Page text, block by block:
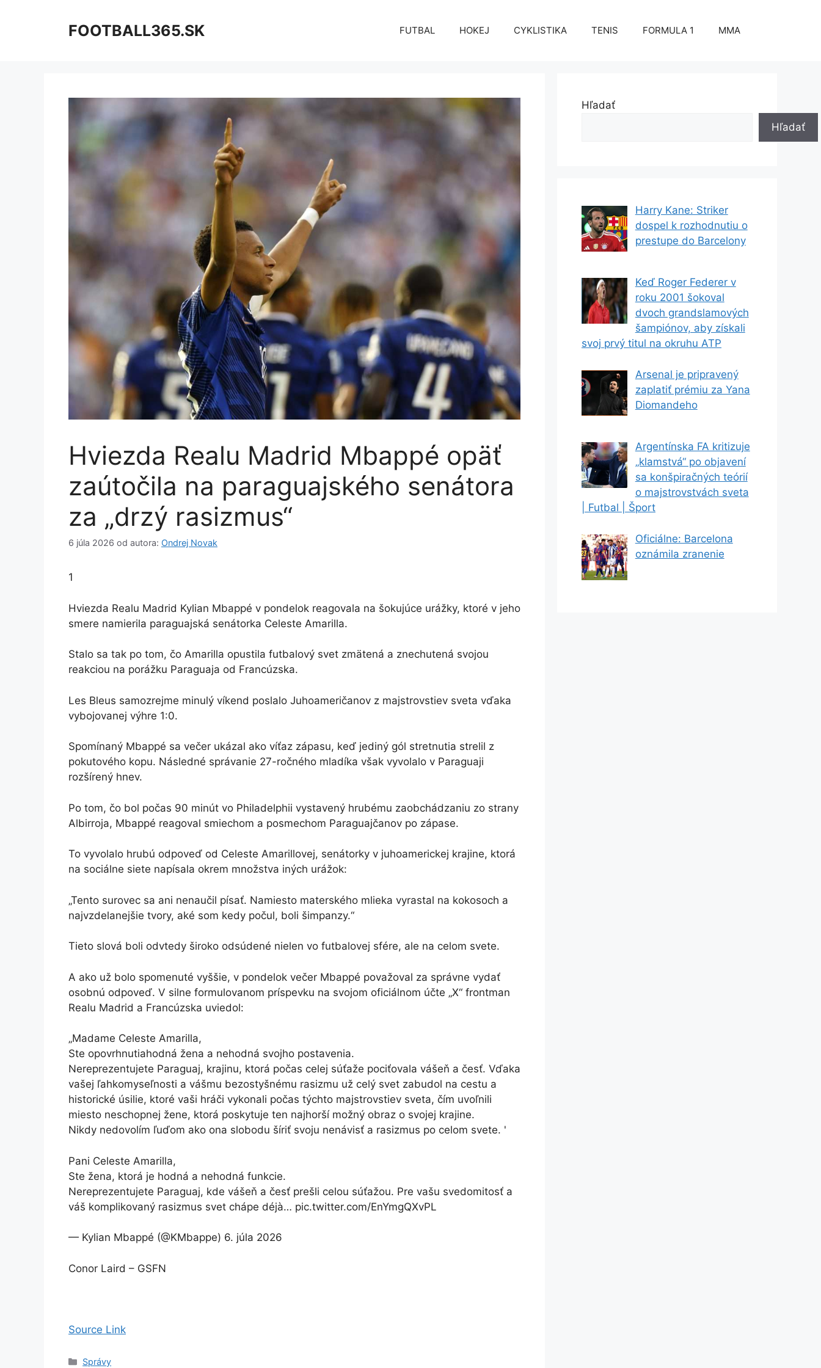
FOOTBALL365.SK FUTBAL HOKEJ CYKLISTIKA TENIS FORMULA 1 MMA
Hviezda Realu Madrid Mbappé opäť
zaútočila na paraguajského senátora
za „drzý rasizmus“
6 júla 2026 od autora: Ondrej Novak
1
Hviezda Realu Madrid Kylian Mbappé v pondelok reagovala na šokujúce urážky, ktoré v jeho
smere namierila paraguajská senátorka Celeste Amarilla.
Stalo sa tak po tom, čo Amarilla opustila futbalový svet zmätená a znechutená svojou
reakciou na porážku Paraguaja od Francúzska.
Les Bleus samozrejme minulý víkend poslalo Juhoameričanov z majstrovstiev sveta vďaka
vybojovanej výhre 1:0.
Spomínaný Mbappé sa večer ukázal ako víťaz zápasu, keď jediný gól stretnutia strelil z
pokutového kopu. Následné správanie 27-ročného mladíka však vyvolalo v Paraguaji
rozšírený hnev.
Po tom, čo bol počas 90 minút vo Philadelphii vystavený hrubému zaobchádzaniu zo strany
Albirroja, Mbappé reagoval smiechom a posmechom Paraguajčanov po zápase.
To vyvolalo hrubú odpoveď od Celeste Amarillovej, senátorky v juhoamerickej krajine, ktorá
na sociálne siete napísala okrem množstva iných urážok:
„Tento surovec sa ani nenaučil písať. Namiesto materského mlieka vyrastal na kokosoch a
najvzdelanejšie tvory, aké som kedy počul, boli šimpanzy.“
Tieto slová boli odvtedy široko odsúdené nielen vo futbalovej sfére, ale na celom svete.
A ako už bolo spomenuté vyššie, v pondelok večer Mbappé považoval za správne vydať
osobnú odpoveď. V silne formulovanom príspevku na svojom oficiálnom účte „X“ frontman
Realu Madrid a Francúzska uviedol:
„Madame Celeste Amarilla,
Ste opovrhnutiahodná žena a nehodná svojho postavenia.
Nereprezentujete Paraguaj, krajinu, ktorá počas celej súťaže pociťovala vášeň a česť. Vďaka
vašej ľahkomyseľnosti a vášmu bezostyšnému rasizmu už celý svet zabudol na cestu a
historické úsilie, ktoré vaši hráči vykonali počas týchto majstrovstiev sveta, čím uvoľnili
miesto neschopnej žene, ktorá poskytuje ten najhorší možný obraz o svojej krajine.
Nikdy nedovolím ľuďom ako ona slobodu šíriť svoju nenávisť a rasizmus po celom svete. '
Pani Celeste Amarilla,
Ste žena, ktorá je hodná a nehodná funkcie.
Nereprezentujete Paraguaj, kde vášeň a česť prešli celou súťažou. Pre vašu svedomitosť a
váš komplikovaný rasizmus svet chápe déjà… pic.twitter.com/EnYmgQXvPL
— Kylian Mbappé (@KMbappe) 6. júla 2026
Conor Laird – GSFN
Source Link
Kategórie
Správy
Hľadať
Hľadať
Harry Kane: Striker
dospel k rozhodnutiu o
prestupe do Barcelony
Keď Roger Federer v
roku 2001 šokoval
dvoch grandslamových
šampiónov, aby získali
svoj prvý titul na okruhu ATP
Arsenal je pripravený
zaplatiť prémiu za Yana
Diomandeho
Argentínska FA kritizuje
„klamstvá“ po objavení
sa konšpiračných teórií
o majstrovstvách sveta
| Futbal | Šport
Oficiálne: Barcelona
oznámila zranenie